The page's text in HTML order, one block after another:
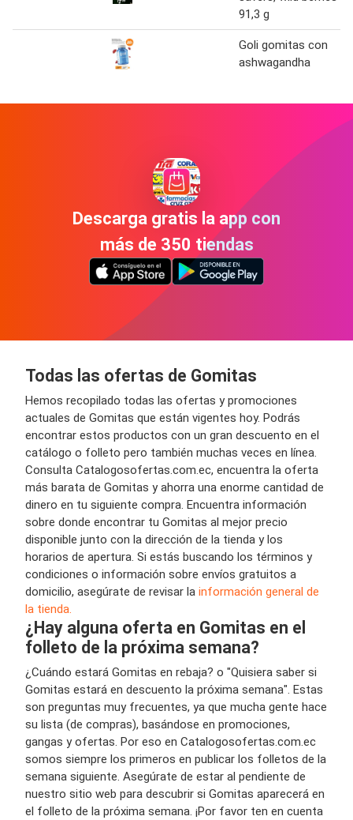
91,3 g
Goli gomitas con
ashwagandha
Descarga gratis la app con
más de 350 tiendas
Todas las ofertas de Gomitas
Hemos recopilado todas las ofertas y promociones
actuales de Gomitas que están vigentes hoy. Podrás
encontrar estos productos con un gran descuento en el
catálogo o folleto pero también muchas veces en línea.
Consulta Catalogosofertas.com.ec, encuentra la oferta
más barata de Gomitas y ahorra una enorme cantidad de
dinero en tu siguiente compra. Encuentra información
sobre donde encontrar tu Gomitas al mejor precio
disponible junto con la dirección de la tienda y los
horarios de apertura. Si estás buscando los términos y
condiciones o información sobre envíos gratuitos a
domicilio, asegúrate de revisar la información general de
la tienda.
¿Hay alguna oferta en Gomitas en el
folleto de la próxima semana?
¿Cuándo estará Gomitas en rebaja? o "Quisiera saber si
Gomitas estará en descuento la próxima semana". Estas
son preguntas muy frecuentes, ya que mucha gente hace
su lista (de compras), basándose en promociones,
gangas y ofertas. Por eso en Catalogosofertas.com.ec
somos siempre los primeros en publicar los folletos de la
semana siguiente. Asegúrate de estar al pendiente de
nuestro sitio web para descubrir si Gomitas aparecerá en
el folleto de la próxima semana. ¡Por favor ten en cuenta